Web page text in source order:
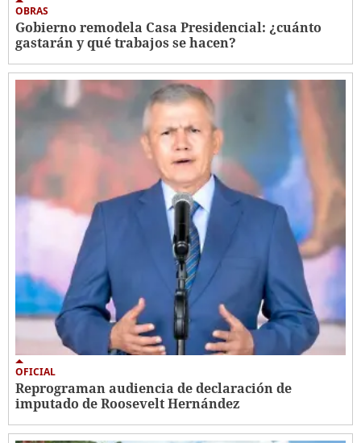
OBRAS
Gobierno remodela Casa Presidencial: ¿cuánto
gastarán y qué trabajos se hacen?
OFICIAL
Reprograman audiencia de declaración de
imputado de Roosevelt Hernández